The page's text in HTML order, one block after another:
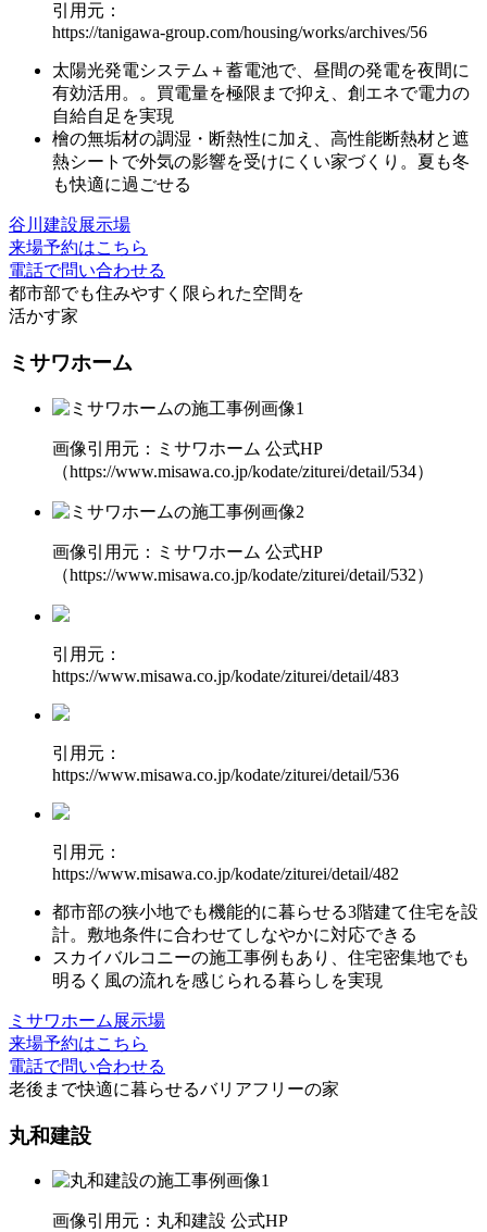
引用元：
https://tanigawa-group.com/housing/works/archives/56
太陽光発電システム＋蓄電池で、昼間の発電を夜間に
有効活用。 。買電量を極限まで抑え、創エネで電力の
自給自足を実現
檜の無垢材の調湿・断熱性に加え、 高性能断熱材と遮
熱シートで外気の影響を受けにくい家づくり。夏も冬
も快適に過ごせる
谷川建設展示場
来場予約はこちら
電話で問い合わせる
都市部でも住みやすく 限られた空間を
活かす家
ミサワホーム
画像引用元：ミサワホーム 公式HP
（https://www.misawa.co.jp/kodate/ziturei/detail/534）
画像引用元：ミサワホーム 公式HP
（https://www.misawa.co.jp/kodate/ziturei/detail/532）
引用元：
https://www.misawa.co.jp/kodate/ziturei/detail/483
引用元：
https://www.misawa.co.jp/kodate/ziturei/detail/536
引用元：
https://www.misawa.co.jp/kodate/ziturei/detail/482
都市部の狭小地でも機能的に暮らせる3階建て住宅を設
計。敷地条件に合わせてしなやかに対応できる
スカイバルコニーの施工事例もあり、住宅密集地でも
明るく風の流れを感じられる暮らしを実現
ミサワホーム展示場
来場予約はこちら
電話で問い合わせる
老後まで快適に暮らせるバリアフリーの家
丸和建設
画像引用元：丸和建設 公式HP